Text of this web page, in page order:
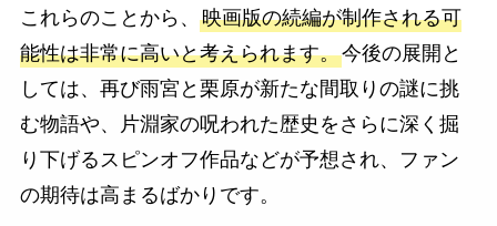
これらのことから、 映画版の続編が制作される可
能性は非常に高いと考えられます。今後の展開と
しては、再び雨宮と栗原が新たな間取りの謎に挑
む物語や、片淵家の呪われた歴史をさらに深く掘
り下げるスピンオフ作品などが予想され、ファン
の期待は高まるばかりです。